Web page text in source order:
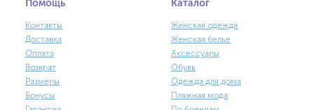
Помощь
Контакты
Доставка
Оплата
Возврат
Размеры
Бонусы
Каталог
Женская одежда
Женская белье
Аксессуары
Обувь
Одежда для дома
Пляжная мода